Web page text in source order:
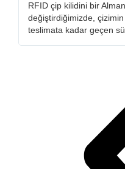
RFID çip kilidini bir
değiştirdiğimizde,
teslimata kadar geçen